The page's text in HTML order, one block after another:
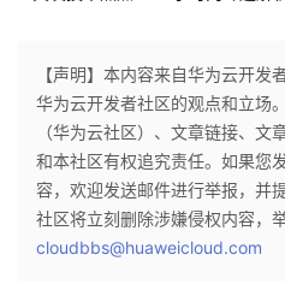
【声明】本内容来自华为云开发
华为云开发者社区的观点和立场
（华为云社区）、文章链接、文
和本社区有权追究责任。如果您
容，欢迎发送邮件进行举报，并
社区将立刻删除涉嫌侵权内容，
cloudbbs@huaweicloud.com